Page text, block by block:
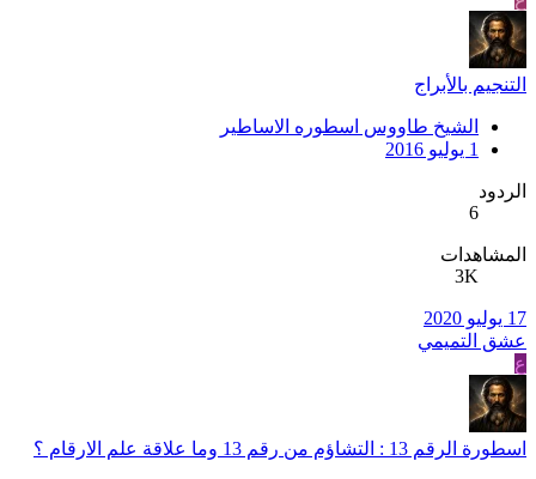
التنجيم بالأبراج
الشيخ طاووس اسطوره الاساطير
1 يوليو 2016
الردود
6
المشاهدات
3K
17 يوليو 2020
عشق التميمي
ع
اسطورة الرقم 13 : التشاؤم من رقم 13 وما علاقة علم الارقام ؟